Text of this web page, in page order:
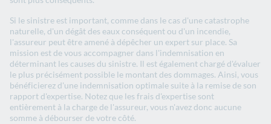
Si le sinistre est important, comme dans le cas d'une catastrophe
naturelle, d'un dégât des eaux conséquent ou d'un incendie,
l'assureur peut être amené à dépêcher un expert sur place. Sa
mission est de vous accompagner dans l'indemnisation en
déterminant les causes du sinistre. Il est également chargé d'évaluer
le plus précisément possible le montant des dommages. Ainsi, vous
bénéficierez d'une indemnisation optimale suite à la remise de son
rapport d'expertise. Notez que les frais d'expertise sont
entièrement à la charge de l'assureur, vous n'avez donc aucune
somme à débourser de votre côté.